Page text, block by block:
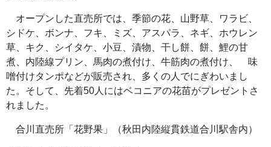
オープンした直売所では、季節の花、山野草、ワラビ、
シドケ、ボンナ、フキ、ミズ、アスパラ、ネギ、ホウレン
草、キク、シイタケ、小豆、漬物、干し餅、餅、鯉の甘
煮、内陸線プリン、馬肉の煮付け、牛筋肉の煮付け、 味
噌付けタンポなどが販売され、多くの人でにぎわいまし
た。そして、先着50人にはベコニアの花苗がプレゼントさ
れました。
合川直売所「花野果」（秋田内陸縦貫鉄道合川駅舎内）